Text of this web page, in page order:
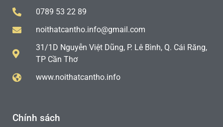
0789 53 22 89
noithatcantho.info@gmail.com
31/1D Nguyễn Việt Dũng, P. Lê Bình, Q. Cái Răng,
TP Cần Thơ
www.noithatcantho.info
Chính sách